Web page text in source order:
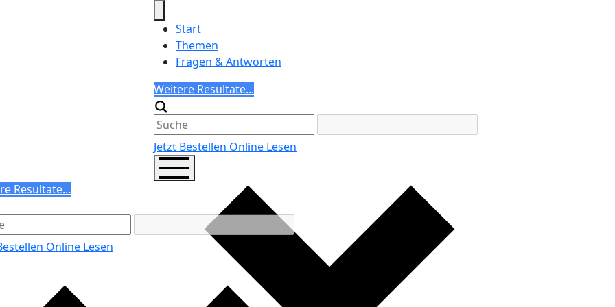
Start
Themen
Fragen & Antworten
Search
Weitere Resultate...
Generic filters
Jetzt Bestellen Online Lesen
Resultate...
filters
Online Lesen